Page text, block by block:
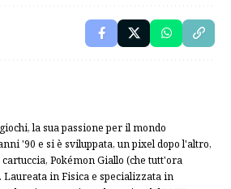
la sua passione per il mondo
'90 e si è sviluppata, un pixel dopo l'altro,
Pokémon Giallo (che tutt'ora
Laureata in Fisica e specializzata in